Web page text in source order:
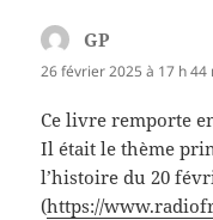
GP
26 février 2025 à 17 h 44
Ce livre remporte
Il était le thème
l’histoire du 20
(https://